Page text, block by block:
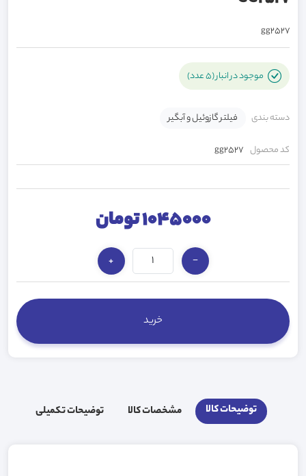
gg2527
موجود در انبار (5 عدد)
دسته بندی فیلتر گازوئیل و آبگیر
کد محصول gg2527
1045000 تومان
−
+
توضیحات کالا مشخصات کالا توضیحات تکمیلی